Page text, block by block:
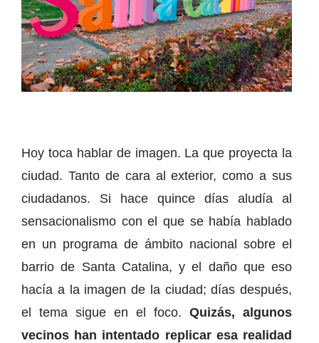
Hoy toca hablar de imagen. La que proyecta la
ciudad. Tanto de cara al exterior, como a sus
ciudadanos. Si hace quince días aludía al
sensacionalismo con el que se había hablado
en un programa de ámbito nacional sobre el
barrio de Santa Catalina, y el daño que eso
hacía a la imagen de la ciudad; días después,
el tema sigue en el foco. Quizás, algunos
vecinos han intentado replicar esa realidad